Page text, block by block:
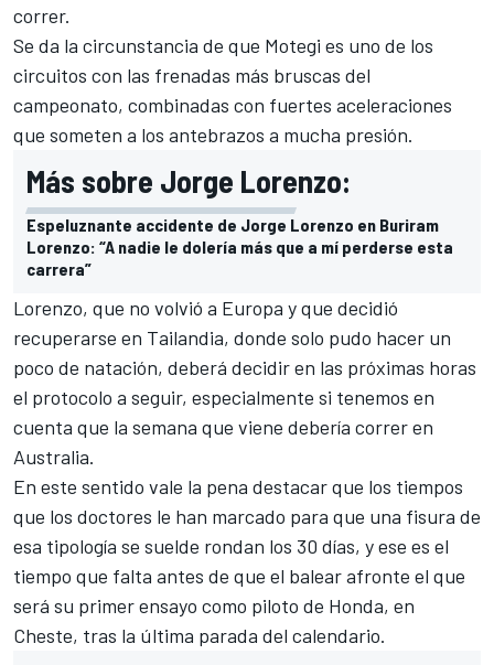
correr.
Se da la circunstancia de que Motegi es uno de los
circuitos con las frenadas más bruscas del
campeonato, combinadas con fuertes aceleraciones
que someten a los antebrazos a mucha presión.
Más sobre Jorge Lorenzo:
Espeluznante accidente de Jorge Lorenzo en Buriram
Lorenzo: “A nadie le dolería más que a mí perderse esta
carrera”
Lorenzo, que no volvió a Europa y que decidió
recuperarse en Tailandia, donde solo pudo hacer un
poco de natación, deberá decidir en las próximas horas
el protocolo a seguir, especialmente si tenemos en
cuenta que la semana que viene debería correr en
Australia.
En este sentido vale la pena destacar que los tiempos
que los doctores le han marcado para que una fisura de
esa tipología se suelde rondan los 30 días, y ese es el
tiempo que falta antes de que el balear afronte el que
será su primer ensayo como piloto de Honda, en
Cheste, tras la última parada del calendario.